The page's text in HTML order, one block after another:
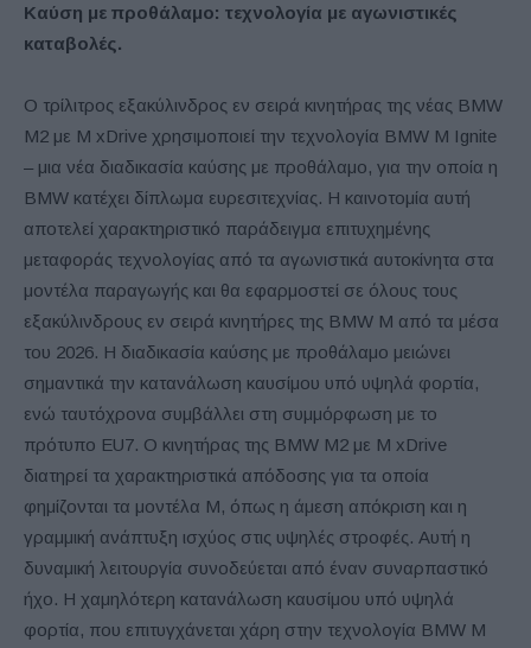
Καύση με προθάλαμο: τεχνολογία με αγωνιστικές
καταβολές.
Ο τρίλιτρος εξακύλινδρος εν σειρά κινητήρας της νέας BMW
M2 με M xDrive χρησιμοποιεί την τεχνολογία BMW M Ignite
– μια νέα διαδικασία καύσης με προθάλαμο, για την οποία η
BMW κατέχει δίπλωμα ευρεσιτεχνίας. Η καινοτομία αυτή
αποτελεί χαρακτηριστικό παράδειγμα επιτυχημένης
μεταφοράς τεχνολογίας από τα αγωνιστικά αυτοκίνητα στα
μοντέλα παραγωγής και θα εφαρμοστεί σε όλους τους
εξακύλινδρους εν σειρά κινητήρες της BMW M από τα μέσα
του 2026. Η διαδικασία καύσης με προθάλαμο μειώνει
σημαντικά την κατανάλωση καυσίμου υπό υψηλά φορτία,
ενώ ταυτόχρονα συμβάλλει στη συμμόρφωση με το
πρότυπο EU7. Ο κινητήρας της BMW M2 με M xDrive
διατηρεί τα χαρακτηριστικά απόδοσης για τα οποία
φημίζονται τα μοντέλα M, όπως η άμεση απόκριση και η
γραμμική ανάπτυξη ισχύος στις υψηλές στροφές. Αυτή η
δυναμική λειτουργία συνοδεύεται από έναν συναρπαστικό
ήχο. Η χαμηλότερη κατανάλωση καυσίμου υπό υψηλά
φορτία, που επιτυγχάνεται χάρη στην τεχνολογία BMW M